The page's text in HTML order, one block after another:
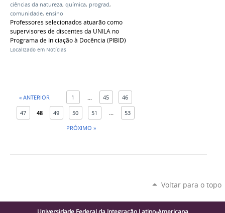
ciências da natureza, química, prograd,
comunidade, ensino
Professores selecionados atuarão como
supervisores de discentes da UNILA no
Programa de Iniciação à Docência (PIBID)
Localizado em Notícias
« ANTERIOR 1 45 46
47 48 49 50 51
53
PRÓXIMO »
Voltar para o topo